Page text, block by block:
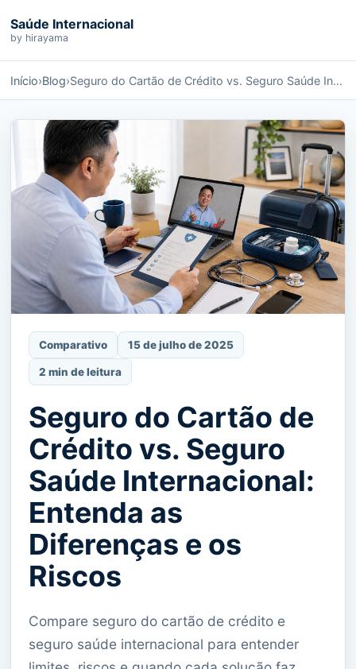
Saúde Internacional
by hirayama
Início›Blog› Seguro do Cartão de Crédito vs. Seguro Saúde Internacional: Entenda as Diferenças e os Riscos
Comparativo 15 de julho de 2025
2 min de leitura
Seguro do Cartão de
Crédito vs. Seguro
Saúde Internacional:
Entenda as
Diferenças e os
Riscos
Compare seguro do cartão de crédito e
seguro saúde internacional para entender